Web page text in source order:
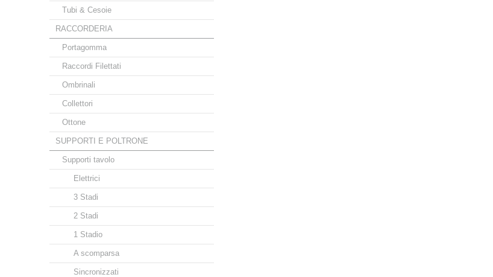
Tubi & Cesoie
RACCORDERIA
Portagomma
Raccordi Filettati
Ombrinali
Collettori
Ottone
SUPPORTI E POLTRONE
Supporti tavolo
Elettrici
3 Stadi
2 Stadi
1 Stadio
A scomparsa
Sincronizzati